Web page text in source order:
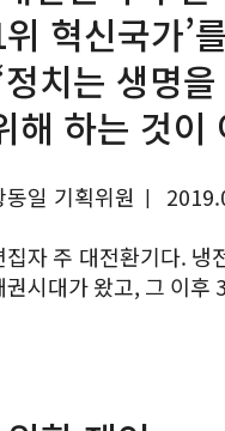
혁신국가’
치는 생명
해 하는 것이
동일 기획위원 |
전환기다. 냉전 70년 만에 탈냉전과 미국 단일
권시대가 왔고, 그 이후